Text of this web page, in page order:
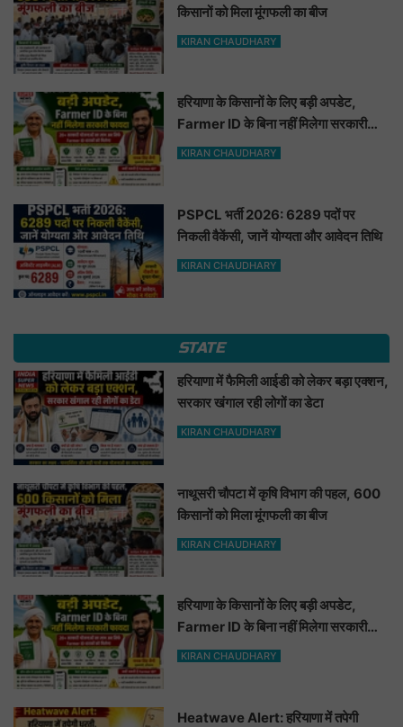
किसानों को मिला मूंगफली का बीज
KIRAN CHAUDHARY
हरियाणा के किसानों के लिए बड़ी अपडेट,
Farmer ID के बिना नहीं मिलेगा सरकारी
फायदा
KIRAN CHAUDHARY
PSPCL भर्ती 2026: 6289 पदों पर
निकली वैकेंसी, जानें योग्यता और आवेदन तिथि
KIRAN CHAUDHARY
STATE
हरियाणा में फैमिली आईडी को लेकर बड़ा एक्शन,
सरकार खंगाल रही लोगों का डेटा
KIRAN CHAUDHARY
नाथूसरी चौपटा में कृषि विभाग की पहल, 600
किसानों को मिला मूंगफली का बीज
KIRAN CHAUDHARY
हरियाणा के किसानों के लिए बड़ी अपडेट,
Farmer ID के बिना नहीं मिलेगा सरकारी
फायदा
KIRAN CHAUDHARY
Heatwave Alert: हरियाणा में तपेगी